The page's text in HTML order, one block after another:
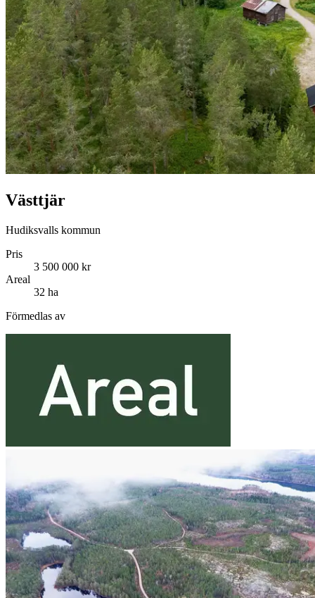
Västtjär
Hudiksvalls kommun
Pris
3 500 000 kr
Areal
32 ha
Förmedlas av